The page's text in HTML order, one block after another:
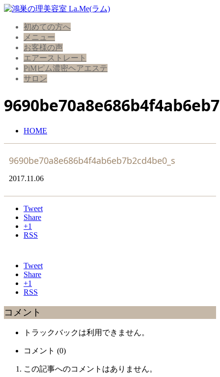
初めての方へ
メニュー
お客様の声
エアーストレート
PiMピム濃密ヘアエステ
サロン
HOME
9690be70a8e686b4f4ab6eb7b2cd4be0_s
2017.11.06
Tweet
Share
+1
RSS
Tweet
Share
+1
RSS
コメント
トラックバックは利用できません。
コメント (0)
この記事へのコメントはありません。